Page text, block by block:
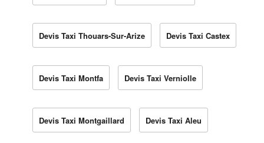
Devis Taxi Thouars-Sur-Arize Devis Taxi Castex
Devis Taxi Montfa Devis Taxi Verniolle
Devis Taxi Montgaillard Devis Taxi Aleu